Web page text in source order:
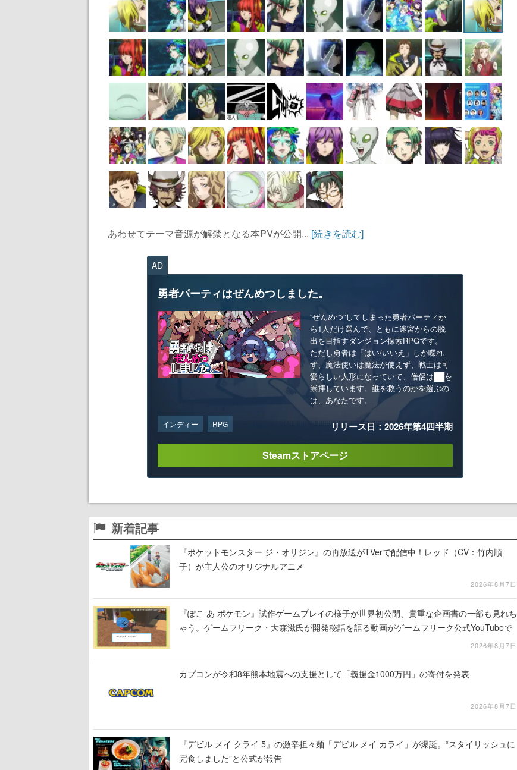
あわせてテーマ音源が解禁となる本PVが公開... [続きを読む]
AD
勇者パーティはぜんめつしました。
“ぜんめつ”してしまった勇者パーティか
ら1人だけ選んで、ともに迷宮からの脱
出を目指すダンジョン探索RPGです。
ただし勇者は「はい/いいえ」しか喋れ
ず、魔法使いは魔法が使えず、戦士は可
愛らしい人形になっていて、僧侶は██を
崇拝しています。誰を救うのかを選ぶの
は、あなたです。
インディー RPG リリース日：2026年第4四半期
Steamストアページ
新着記事
『ポケットモンスター ジ・オリジン』の再放送がTVerで配信中！レッド（CV：竹内順
子）が主人公のオリジナルアニメ
2026年8月7日
『ぽこ あ ポケモン』試作ゲームプレイの様子が世界初公開、貴重な企画書の一部も見れち
ゃう。ゲームフリーク・大森滋氏が開発秘話を語る動画がゲームフリーク公式YouTubeで
2026年8月7日
カプコンが令和8年熊本地震への支援として「義援金1000万円」の寄付を発表
2026年8月7日
『デビル メイ クライ 5』の激辛担々麺「デビル メイ カライ」が爆誕。“スタイリッシュに
完食しました”と公式が報告